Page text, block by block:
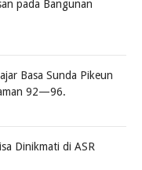
pada Bangunan
Basa Sunda Pikeun
92—96.
Dinikmati di ASR